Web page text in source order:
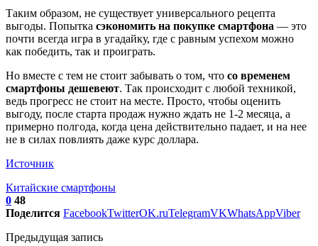
Таким образом, не существует универсального рецепта
выгоды. Попытка сэкономить на покупке смартфона — это
почти всегда игра в угадайку, где с равным успехом можно
как победить, так и проиграть.
Но вместе с тем не стоит забывать о том, что со временем
смартфоны дешевеют. Так происходит с любой техникой,
ведь прогресс не стоит на месте. Просто, чтобы оценить
выгоду, после старта продаж нужно ждать не 1-2 месяца, а
примерно полгода, когда цена действительно падает, и на нее
не в силах повлиять даже курс доллара.
Источник
Китайские смартфоны
0 48
Поделится FacebookTwitterOK.ruTelegramVKWhatsAppViber
Предыдущая запись